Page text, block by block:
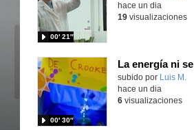
00′ 21″
hace un dia
19visualizaciones
Contenido educativo.
subido por Luis M.
00′ 30″
hace un dia
6visualizaciones